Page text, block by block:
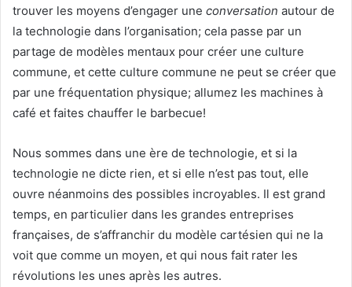
trouver les moyens d’engager une conversation autour de
la technologie dans l’organisation; cela passe par un
partage de modèles mentaux pour créer une culture
commune, et cette culture commune ne peut se créer que
par une fréquentation physique; allumez les machines à
café et faites chauffer le barbecue!
Nous sommes dans une ère de technologie, et si la
technologie ne dicte rien, et si elle n’est pas tout, elle
ouvre néanmoins des possibles incroyables. Il est grand
temps, en particulier dans les grandes entreprises
françaises, de s’affranchir du modèle cartésien qui ne la
voit que comme un moyen, et qui nous fait rater les
révolutions les unes après les autres.